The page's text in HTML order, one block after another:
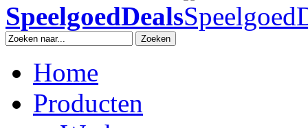
SpeelgoedDeals
Zoeken
Home
Producten